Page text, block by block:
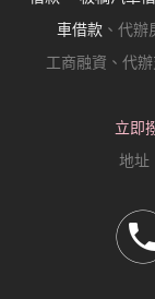
車借款 、代
工商融資、代
立即
地址